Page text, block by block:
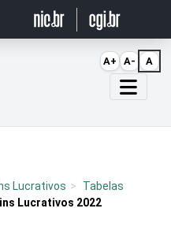
Lucrativos
Tabelas
Lucrativos 2022
A+ A- A